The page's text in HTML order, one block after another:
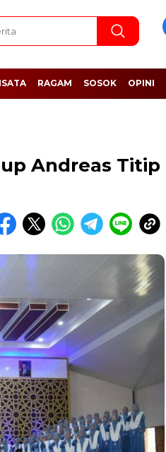
RAGAM SOSOK OPINI
Andreas Titip